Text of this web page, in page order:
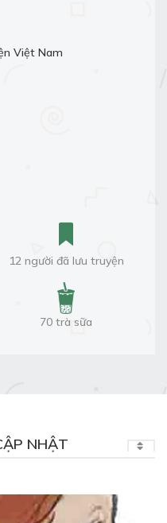
Việt Nam
12 người đã lưu truyện
70 trà sữa
NHẬT